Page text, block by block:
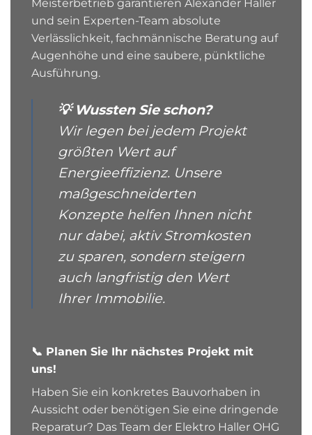
Meisterbetrieb garantieren Alexander Haller
und sein Experten-Team absolute
Verlässlichkeit, fachmännische Beratung auf
Augenhöhe und eine saubere, pünktliche
Ausführung.
💡 Wussten Sie schon?
Wir legen bei jedem Projekt
größten Wert auf
Energieeffizienz. Unsere
maßgeschneiderten
Konzepte helfen Ihnen nicht
nur dabei, aktiv Stromkosten
zu sparen, sondern steigern
auch langfristig den Wert
Ihrer Immobilie.
📞 Planen Sie Ihr nächstes Projekt mit
uns!
Haben Sie ein konkretes Bauvorhaben in
Aussicht oder benötigen Sie eine dringende
Reparatur? Das Team der Elektro Haller OHG